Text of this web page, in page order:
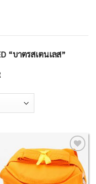
“บาตรสเตนเลส”
Add to
Wishlist